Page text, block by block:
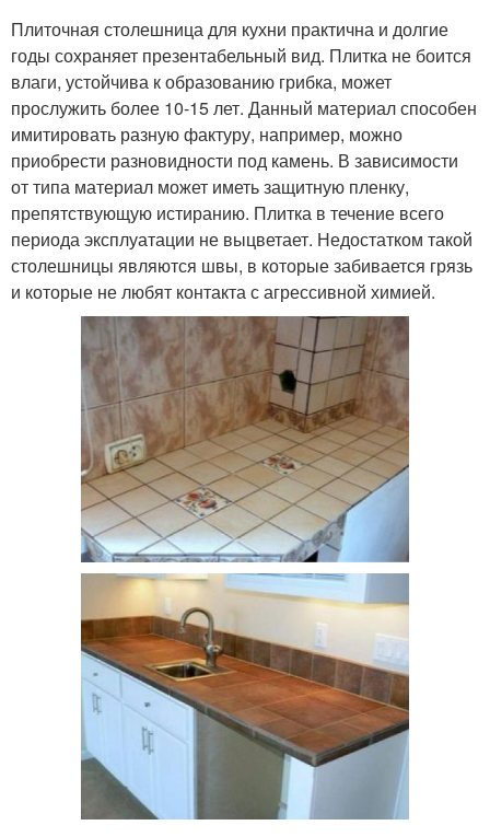
Плиточная столешница для кухни практична и долгие
годы сохраняет презентабельный вид. Плитка не боится
влаги, устойчива к образованию грибка, может
прослужить более 10-15 лет. Данный материал способен
имитировать разную фактуру, например, можно
приобрести разновидности под камень. В зависимости
от типа материал может иметь защитную пленку,
препятствующую истиранию. Плитка в течение всего
периода эксплуатации не выцветает. Недостатком такой
столешницы являются швы, в которые забивается грязь
и которые не любят контакта с агрессивной химией.